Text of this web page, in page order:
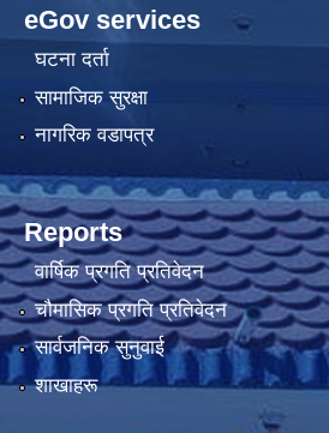
eGov services
घटना दर्ता
सामाजिक सुरक्षा
नागरिक वडापत्र
Reports
वार्षिक प्रगति प्रतिवेदन
चौमासिक प्रगति प्रतिवेदन
सार्वजनिक सुनुवाई
शाखाहरू